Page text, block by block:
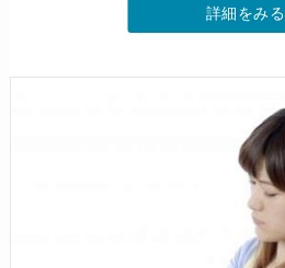
詳細をみる